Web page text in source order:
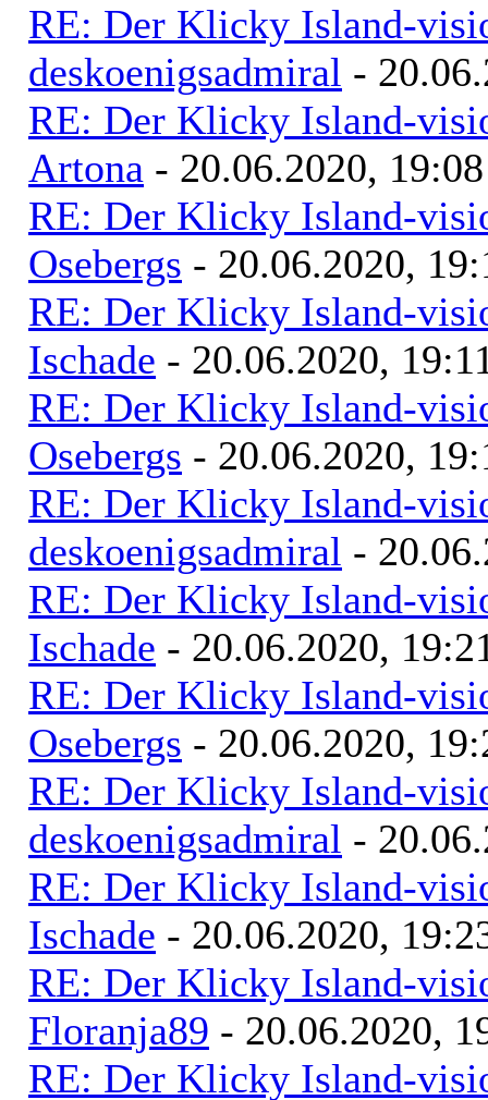
RE: Der Klicky Island-
deskoenigsadmiral -
RE: Der Klicky Island-
Artona - 20.06.2020, 19:08
RE: Der Klicky Island-
Osebergs - 20.06.2020,
RE: Der Klicky Island-
Ischade - 20.06.2020,
RE: Der Klicky Island-
Osebergs - 20.06.2020,
RE: Der Klicky Island-
deskoenigsadmiral -
RE: Der Klicky Island-
Ischade - 20.06.2020,
RE: Der Klicky Island-
Osebergs - 20.06.2020,
RE: Der Klicky Island-
deskoenigsadmiral -
RE: Der Klicky Island-
Ischade - 20.06.2020,
RE: Der Klicky Island-
Floranja89 - 20.06.2020,
RE: Der Klicky Island-